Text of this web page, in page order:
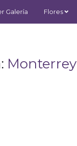
Galería Flores
Monterrey